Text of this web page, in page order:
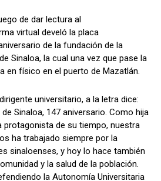
de dar lectura al
virtual develó la placa
de la fundación de la
Sinaloa, la cual una vez que pase la
en físico en el puerto de Mazatlán.
universitario, a la letra dice:
Sinaloa, 147 aniversario. Como hija
protagonista de su tiempo, nuestra
ha trabajado siempre por la
sinaloenses, y hoy lo hace también
y la salud de la población.
la Autonomía Universitaria